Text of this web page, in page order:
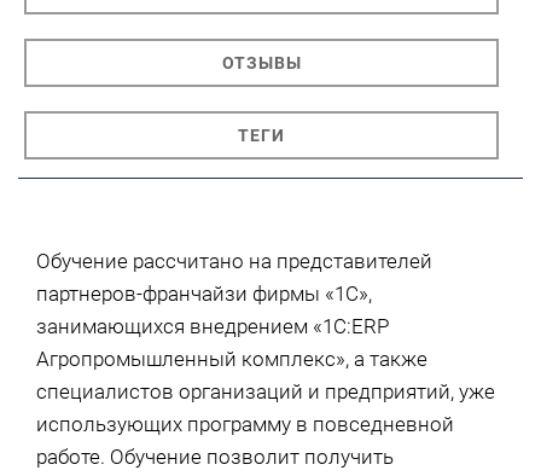
ОТЗЫВЫ
ТЕГИ
Обучение рассчитано на представителей
партнеров-франчайзи фирмы «1С»,
занимающихся внедрением «1С:ERP
Агропромышленный комплекс», а также
специалистов организаций и предприятий, уже
использующих программу в повседневной
работе. Обучение позволит получить